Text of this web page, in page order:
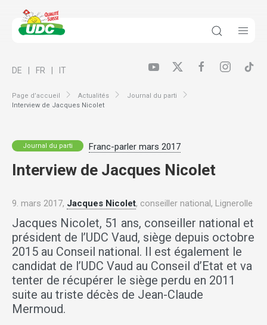
Page d’accueil Actualités
Journal du parti
Interview de Jacques Nicolet
DE FR IT
Journal du parti Franc-parler mars 2017
Interview de Jacques Nicolet
9. mars 2017, Jacques Nicolet, conseiller national, Lignerolle
Jacques Nicolet, 51 ans, conseiller national et
président de l’UDC Vaud, siège depuis octobre
2015 au Conseil national. Il est également le
candidat de l’UDC Vaud au Conseil d’Etat et va
tenter de récupérer le siège perdu en 2011
suite au triste décès de Jean-Claude
Mermoud.